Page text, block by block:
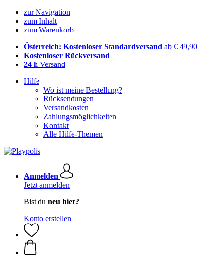
zur Navigation
zum Inhalt
zum Warenkorb
Österreich: Kostenloser Standardversand ab € 49,90
Kostenloser Rückversand
24 h Versand
Hilfe
Wo ist meine Bestellung?
Rücksendungen
Versandkosten
Zahlungsmöglichkeiten
Kontakt
Alle Hilfe-Themen
Anmelden
Jetzt anmelden
Bist du neu hier?
Konto erstellen